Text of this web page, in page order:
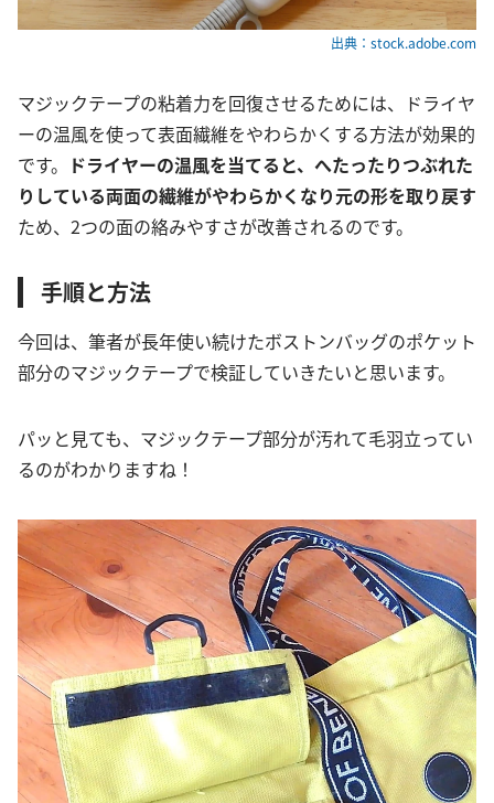
出典：stock.adobe.com
マジックテープの粘着力を回復させるためには、ドライヤ
ーの温風を使って表面繊維をやわらかくする方法が効果的
です。 ドライヤーの温風を当てると、へたったりつぶれた
りしている両面の繊維がやわらかくなり元の形を取り戻す
ため、2つの面の絡みやすさが改善されるのです。
手順と方法
今回は、筆者が長年使い続けたボストンバッグのポケット
部分のマジックテープで検証していきたいと思います。
パッと見ても、マジックテープ部分が汚れて毛羽立ってい
るのがわかりますね！